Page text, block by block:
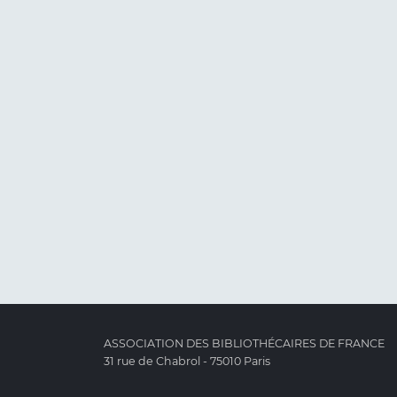
ASSOCIATION DES BIBLIOTHÉCAIRES DE FRANCE
31 rue de Chabrol - 75010 Paris